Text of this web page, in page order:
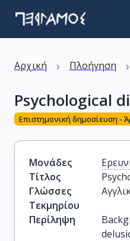
Αρχική › Πλοήγηση ›
Psychological
Επιστημονική δημοσίευση -
Μονάδες
Τίτλος
Γλώσσες
Τεκμηρίου
Περίληψη